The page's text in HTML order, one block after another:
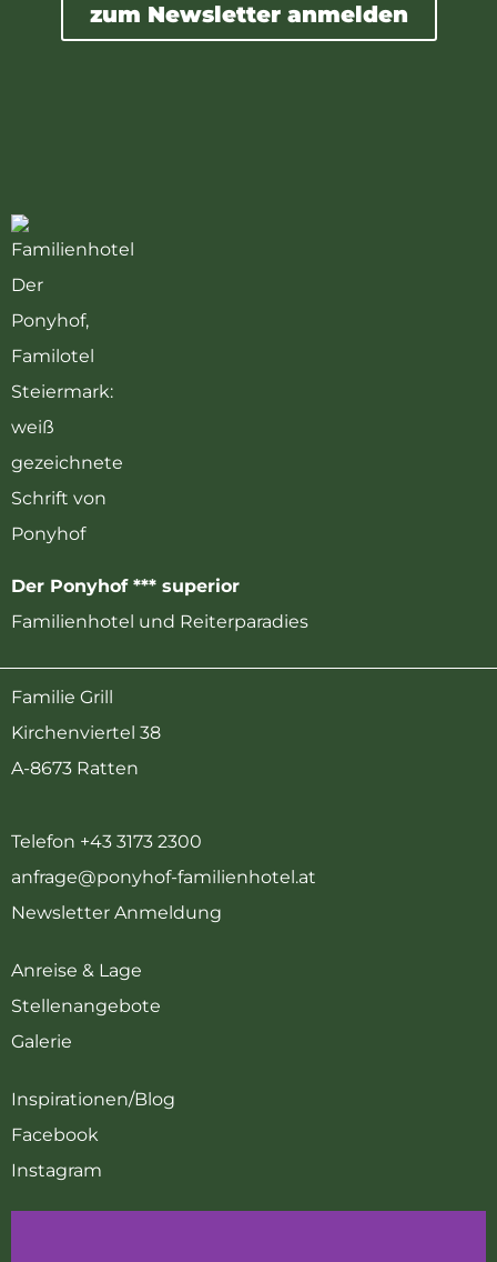
zum Newsletter anmelden
Der Ponyhof *** superior
Familienhotel und Reiterparadies
Familie Grill
Kirchenviertel 38
A-8673 Ratten
Telefon +43 3173 2300
anfrage@ponyhof-familienhotel.at
Newsletter Anmeldung
Anreise & Lage
Stellenangebote
Galerie
Inspirationen/Blog
Facebook
Instagram